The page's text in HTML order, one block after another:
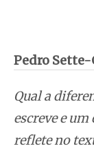
Pedro Sette-
Qual a
escreve e
reflete no